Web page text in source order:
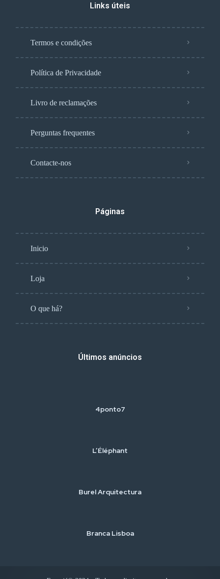
Links úteis
Termos e condições
Política de Privacidade
Livro de reclamações
Perguntas frequentes
Contacte-nos
Páginas
Inicio
Loja
O que há?
Últimos anúncios
4ponto7
L’Éléphant
Burel Arquitectura
Branca Lisboa